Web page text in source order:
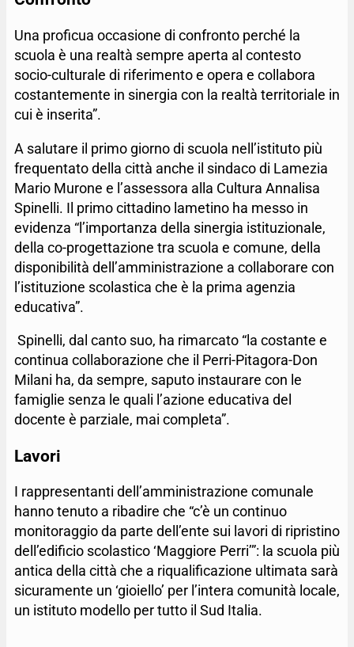
Una proficua occasione di confronto perché la
scuola è una realtà sempre aperta al contesto
socio-culturale di riferimento e opera e collabora
costantemente in sinergia con la realtà territoriale in
cui è inserita”.
A salutare il primo giorno di scuola nell’istituto più
frequentato della città anche il sindaco di Lamezia
Mario Murone e l’assessora alla Cultura Annalisa
Spinelli. Il primo cittadino lametino ha messo in
evidenza “l’importanza della sinergia istituzionale,
della co-progettazione tra scuola e comune, della
disponibilità dell’amministrazione a collaborare con
l’istituzione scolastica che è la prima agenzia
educativa”.
Spinelli, dal canto suo, ha rimarcato “la costante e
continua collaborazione che il Perri-Pitagora-Don
Milani ha, da sempre, saputo instaurare con le
famiglie senza le quali l’azione educativa del
docente è parziale, mai completa”.
Lavori
I rappresentanti dell’amministrazione comunale
hanno tenuto a ribadire che “c’è un continuo
monitoraggio da parte dell’ente sui lavori di ripristino
dell’edificio scolastico ‘Maggiore Perri’”: la scuola più
antica della città che a riqualificazione ultimata sarà
sicuramente un ‘gioiello’ per l’intera comunità locale,
un istituto modello per tutto il Sud Italia.